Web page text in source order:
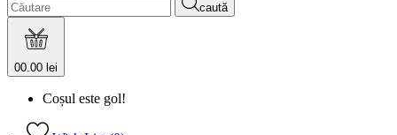
caută
00.00 lei
Coșul este gol!